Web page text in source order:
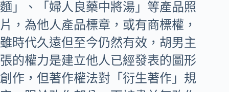
麵」、「婦人良藥中將湯」等產品照
片，為他人產品標章，或有商標權，
雖時代久遠但至今仍然有效，胡男主
張的權力是建立他人已經發表的圖形
創作，但著作權法對「衍生著作」規